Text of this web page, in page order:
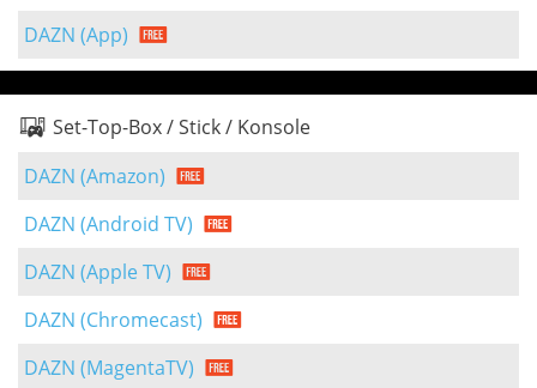
DAZN (App)
Set-Top-Box / Stick / Konsole
DAZN (Amazon)
DAZN (Android TV)
DAZN (Apple TV)
DAZN (Chromecast)
DAZN (MagentaTV)